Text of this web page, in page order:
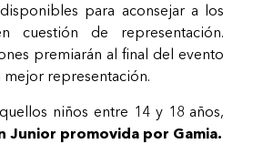
para aconsejar a los
cuestión de representación.
premiarán al final del evento
mejor representación.
niños entre 14 y 18 años,
Junior promovida por Gamia.